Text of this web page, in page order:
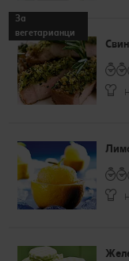
За
вегетарианци